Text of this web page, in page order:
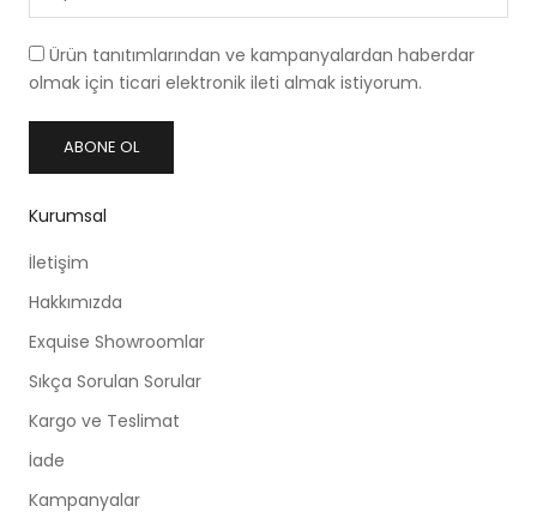
Ürün tanıtımlarından ve kampanyalardan haberdar
olmak için ticari elektronik ileti almak istiyorum.
ABONE OL
Kurumsal
İletişim
Hakkımızda
Exquise Showroomlar
Sıkça Sorulan Sorular
Kargo ve Teslimat
İade
Kampanyalar